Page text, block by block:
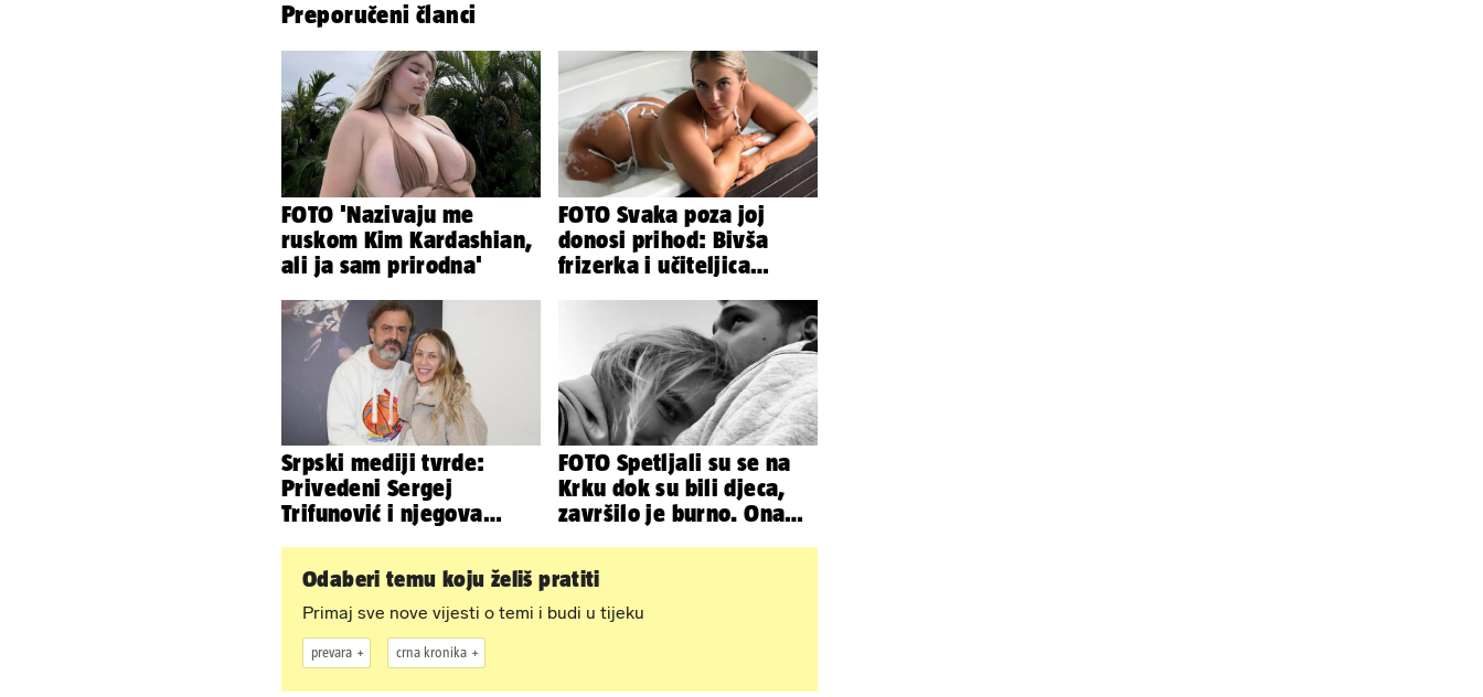
Preporučeni članci
FOTO 'Nazivaju me
ruskom Kim Kardashian,
ali ja sam prirodna'
FOTO Svaka poza joj
donosi prihod: Bivša
frizerka i učiteljica
Srpski mediji tvrde:
Privedeni Sergej
Trifunović i njegova
FOTO Spetljali su se na
Krku dok su bili djeca,
završilo je burno. Ona
Odaberi temu koju želiš pratiti
Primaj sve nove vijesti o temi i budi u tijeku
prevara crna kronika